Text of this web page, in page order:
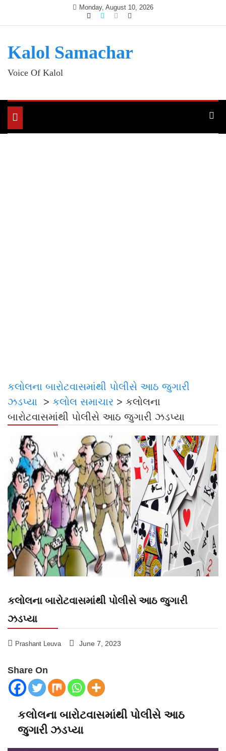
Monday, August 10, 2026
Kalol Samachar
Voice Of Kalol
Toggle
navigation
કલોલના બારોટવાસમાંથી પોલીસે આઠ જુગારી
ઝડપ્યા
> કલોલ સમાચાર > કલોલના
બારોટવાસમાંથી પોલીસે આઠ જુગારી ઝડપ્યા
કલોલના બારોટવાસમાંથી પોલીસે આઠ જુગારી
ઝડપ્યા
Prashant Leuva June 7, 2023
Share On
કલોલના બારોટવાસમાંથી પોલીસે આઠ
જુગારી ઝડપ્યા